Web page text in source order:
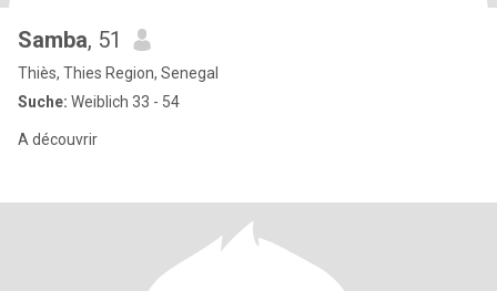
Samba, 51
Thiès, Thies Region, Senegal
Suche: Weiblich 33 - 54
A découvrir